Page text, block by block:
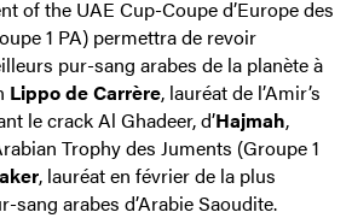
of the UAE Cup-Coupe d’Europe des
1 PA) permettra de revoir
pur-sang arabes de la planète à
Lippo de Carrère, lauréat de l’Amir’s
le crack Al Ghadeer, d’Hajmah,
Trophy des Juments (Groupe 1
, lauréat en février de la plus
sang arabes d’Arabie Saoudite.